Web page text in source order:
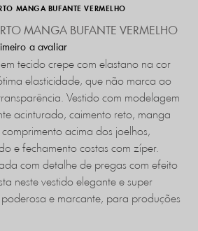
MANGA BUFANTE VERMELHO
MANGA BUFANTE VERMELHO
a avaliar
tecido crepe com elastano na cor
elasticidade, que não marca ao
Vestido com modelagem
acinturado, caimento reto, manga
acima dos joelhos,
e fechamento costas com zíper.
com detalhe de pregas com efeito
neste vestido elegante e super
e marcante, para produções